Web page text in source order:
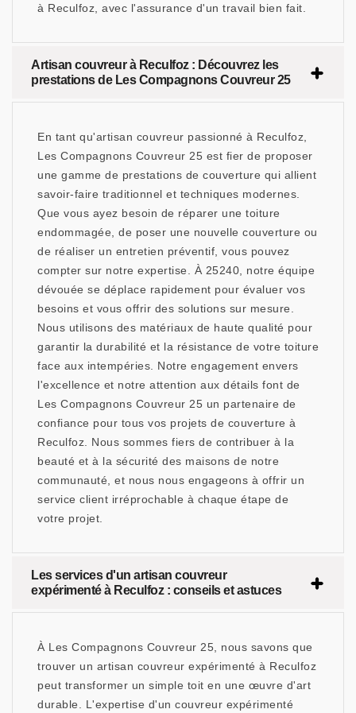
à Reculfoz, avec l'assurance d'un travail bien fait.
Artisan couvreur à Reculfoz : Découvrez les
prestations de Les Compagnons Couvreur 25
En tant qu'artisan couvreur passionné à Reculfoz,
Les Compagnons Couvreur 25 est fier de proposer
une gamme de prestations de couverture qui allient
savoir-faire traditionnel et techniques modernes.
Que vous ayez besoin de réparer une toiture
endommagée, de poser une nouvelle couverture ou
de réaliser un entretien préventif, vous pouvez
compter sur notre expertise. À 25240, notre équipe
dévouée se déplace rapidement pour évaluer vos
besoins et vous offrir des solutions sur mesure.
Nous utilisons des matériaux de haute qualité pour
garantir la durabilité et la résistance de votre toiture
face aux intempéries. Notre engagement envers
l'excellence et notre attention aux détails font de
Les Compagnons Couvreur 25 un partenaire de
confiance pour tous vos projets de couverture à
Reculfoz. Nous sommes fiers de contribuer à la
beauté et à la sécurité des maisons de notre
communauté, et nous nous engageons à offrir un
service client irréprochable à chaque étape de
votre projet.
Les services d'un artisan couvreur
expérimenté à Reculfoz : conseils et astuces
À Les Compagnons Couvreur 25, nous savons que
trouver un artisan couvreur expérimenté à Reculfoz
peut transformer un simple toit en une œuvre d'art
durable. L'expertise d'un couvreur expérimenté